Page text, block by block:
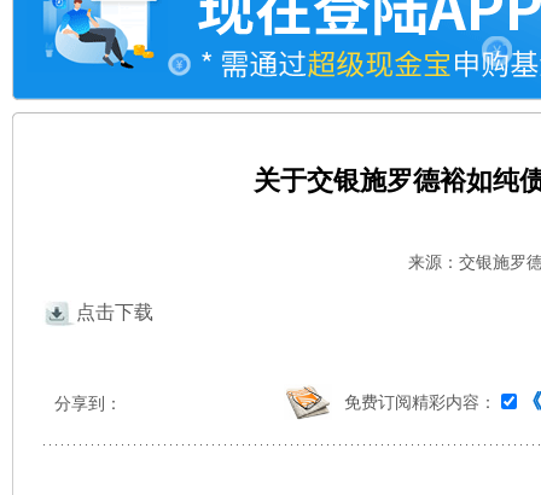
关于交银施罗德裕如纯
来源：交银施罗
点击下载
分享到： 免费订阅精彩内容：